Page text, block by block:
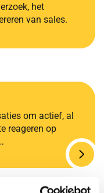
het
van sales.
om actief, al
reageren op